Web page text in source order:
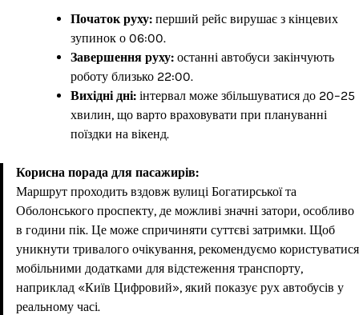
Початок руху: перший рейс вирушає з кінцевих
зупинок о 06:00.
Завершення руху: останні автобуси закінчують
роботу близько 22:00.
Вихідні дні: інтервал може збільшуватися до 20–25
хвилин, що варто враховувати при плануванні
поїздки на вікенд.
Корисна порада для пасажирів:
Маршрут проходить вздовж вулиці Богатирської та
Оболонського проспекту, де можливі значні затори, особливо
в години пік. Це може спричиняти суттєві затримки. Щоб
уникнути тривалого очікування, рекомендуємо користуватися
мобільними додатками для відстеження транспорту,
наприклад «Київ Цифровий», який показує рух автобусів у
реальному часі.